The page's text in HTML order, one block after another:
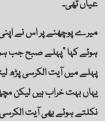
عیاں تھی۔
میرے پوچھنے پر اس نے
ہوئے کہا ”پہلے صبح جب
پہلے میں آیت الکرسی پڑھ
یہاں بہت خراب ہیں لیکن
نکلتے ہوئے بھی آیت